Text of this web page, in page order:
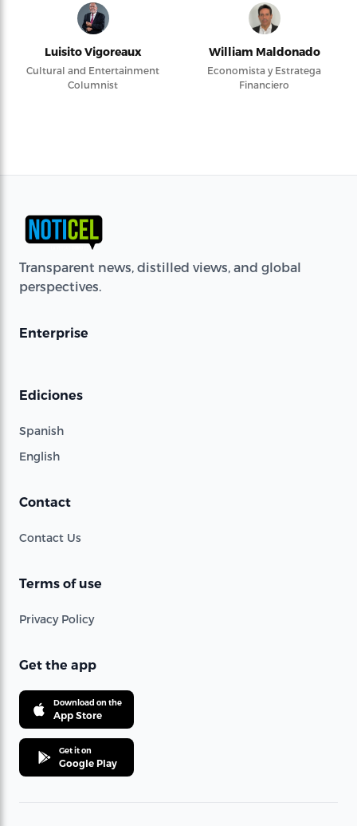
Luisito Vigoreaux
Cultural and Entertainment
Columnist
William Maldonado
Economista y Estratega
Financiero
Transparent news, distilled views, and global
perspectives.
Enterprise
Ediciones
Spanish
English
Contact
Contact Us
Terms of use
Privacy Policy
Get the app
Download on the
App Store
Get it on
Google Play